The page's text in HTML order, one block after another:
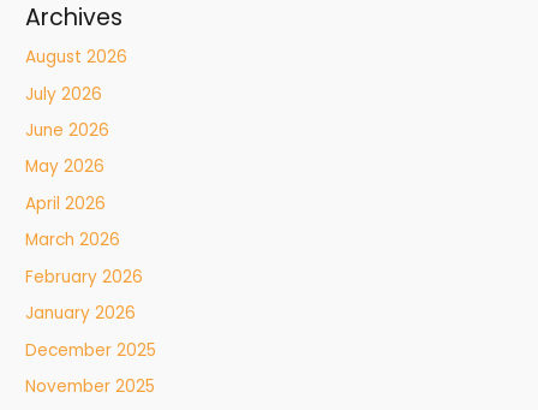
Archives
August 2026
July 2026
June 2026
May 2026
April 2026
March 2026
February 2026
January 2026
December 2025
November 2025